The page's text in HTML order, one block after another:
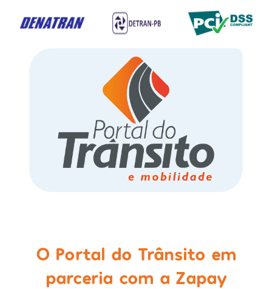
O Portal do Trânsito em
parceria com a Zapay